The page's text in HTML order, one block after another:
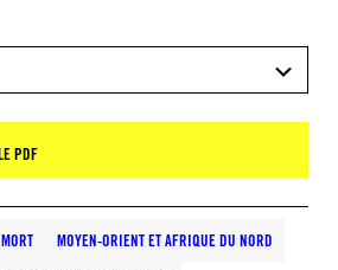
PDF
MOYEN-ORIENT ET AFRIQUE DU NORD